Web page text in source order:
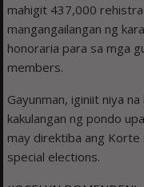
mahigit 437,000
mangangailangan ng
honoraria para sa mga
members.
Gayunman, iginiit niya
kakulangan ng pondo
may direktiba ang Korte
special elections.